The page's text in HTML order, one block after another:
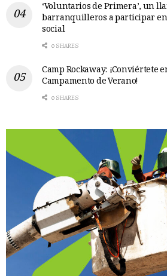
‘Voluntarios de Primera’, un
barranquilleros a participar
social
0 SHARES
Camp Rockaway: ¡Conviértete
Campamento de Verano!
0 SHARES